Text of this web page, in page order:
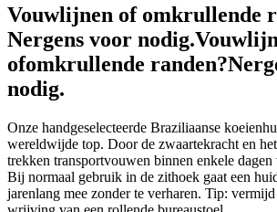
Vouwlijnen of omkrullende
Nergens voor nodig.
ofomkrullende randen?
nodig.
Onze handgeselecteerde Braziliaanse
wereldwijde top. Door de zwaartekracht en
trekken transportvouwen binnen enkele
Bij normaal gebruik in de zithoek gaat een
jarenlang mee zonder te verharen. Tip: